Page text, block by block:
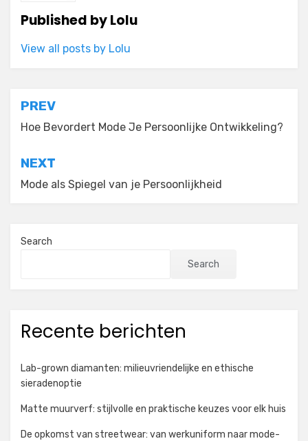
Published byLolu
View all posts by Lolu
Post
navigation
PREV
Hoe Bevordert Mode Je Persoonlijke Ontwikkeling?
NEXT
Mode als Spiegel van je Persoonlijkheid
Search
Search
Recente berichten
Lab-grown diamanten: milieuvriendelijke en ethische
sieradenoptie
Matte muurverf: stijlvolle en praktische keuzes voor elk huis
De opkomst van streetwear: van werkuniform naar mode-